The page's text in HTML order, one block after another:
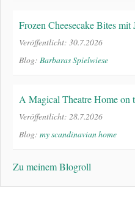
Frozen Cheesecake Bites mit
Veröffentlicht: 30.7.2026
Blog: Barbaras Spielwiese
A Magical Theatre Home on
Veröffentlicht: 28.7.2026
Blog: my scandinavian home
Zu meinem Blogroll